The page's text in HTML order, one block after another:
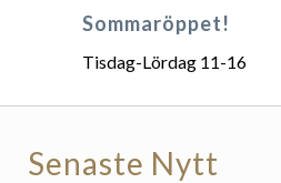
Sommaröppet!
Tisdag-Lördag 11-16
Senaste Nytt